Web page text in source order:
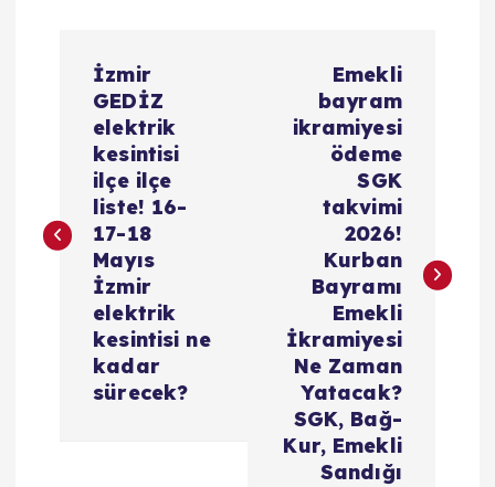
ı
İzmir
GEDİZ
elektrik
kesintisi
ilçe ilçe
liste! 16-
17-18
Mayıs
İzmir
elektrik
kesintisi ne
kadar
sürecek?
Emekli
bayram
ikramiyesi
ödeme
SGK
takvimi
2026!
Kurban
Bayramı
Emekli
İkramiyesi
Ne Zaman
Yatacak?
SGK, Bağ-
Kur, Emekli
Sandığı